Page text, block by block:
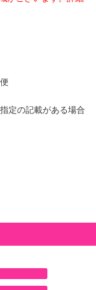
定の記載がある場合